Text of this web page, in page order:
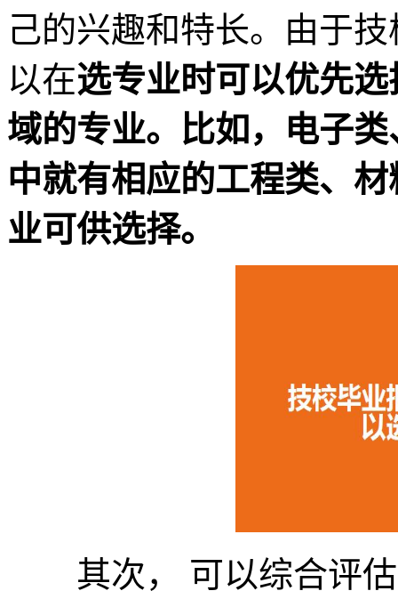
己的兴趣和特长。由于
以在选专业时可以优先
域的专业。比如，电子
中就有相应的工程类、
业可供选择。
其次， 可以综合评估